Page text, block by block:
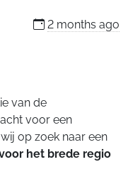
2 months ago
van de
voor een
op zoek naar een
het brede regio